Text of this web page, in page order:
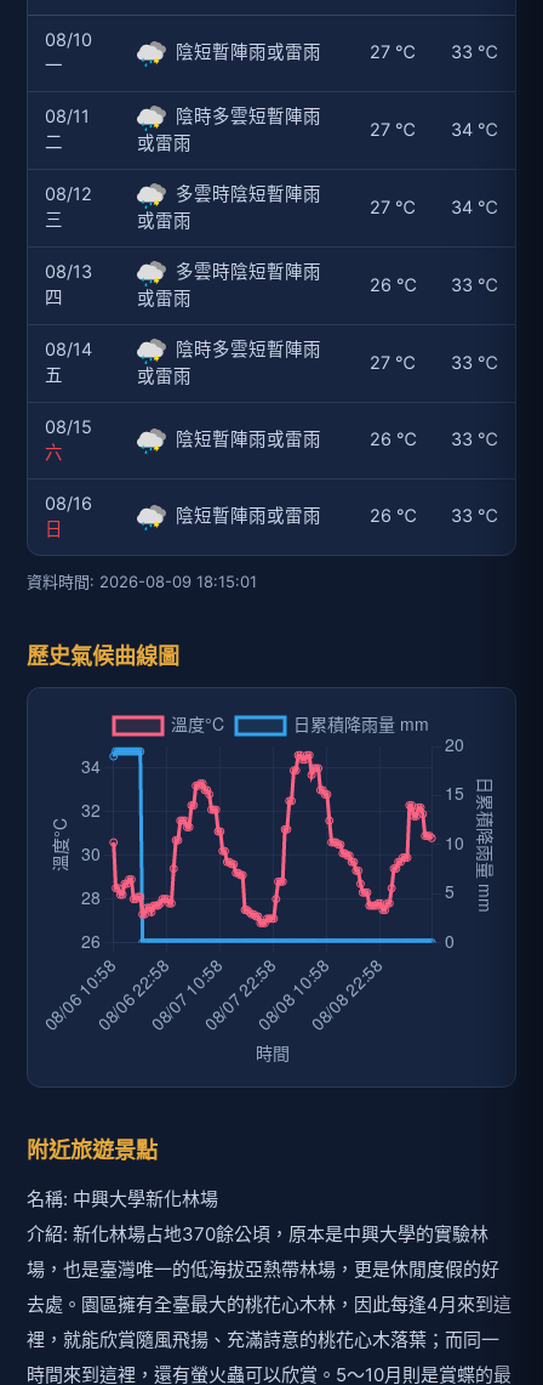
08/10
一
陰短暫陣雨或雷雨 27 ℃ 33 ℃
08/11
二
陰時多雲短暫陣雨
或雷雨
27 ℃ 34 ℃
08/12
三
多雲時陰短暫陣雨
或雷雨
27 ℃ 34 ℃
08/13
四
多雲時陰短暫陣雨
或雷雨
26 ℃ 33 ℃
08/14
五
陰時多雲短暫陣雨
或雷雨
27 ℃ 33 ℃
08/15
六
陰短暫陣雨或雷雨 26 ℃ 33 ℃
08/16
日
陰短暫陣雨或雷雨 26 ℃ 33 ℃
資料時間: 2026-08-09 18:15:01
歷史氣候曲線圖
附近旅遊景點
名稱: 中興大學新化林場
介紹: 新化林場占地370餘公頃，原本是中興大學的實驗林
場，也是臺灣唯一的低海拔亞熱帶林場，更是休閒度假的好
去處。園區擁有全臺最大的桃花心木林，因此每逢4月來到這
裡，就能欣賞隨風飛揚、充滿詩意的桃花心木落葉；而同一
時間來到這裡，還有螢火蟲可以欣賞。5～10月則是賞蝶的最